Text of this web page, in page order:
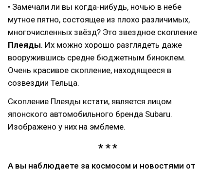
• Замечали ли вы когда-нибудь, ночью в небе
мутное пятно, состоящее из плохо различимых,
многочисленных звёзд? Это звездное скопление
Плеяды. Их можно хорошо разглядеть даже
вооружившись средне бюджетным биноклем.
Очень красивое скопление, находящееся в
созвездии Тельца.
Cкопление Плеяды кстати, является лицом
японского автомобильного бренда Subaru.
Изображено у них на эмблеме.
А вы наблюдаете за космосом и новостями от